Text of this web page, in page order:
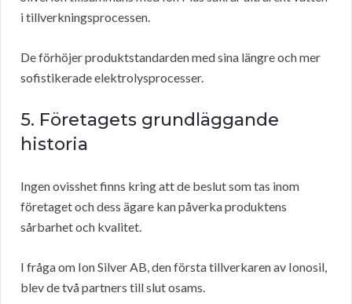
i tillverkningsprocessen.
De förhöjer produktstandarden med sina längre och mer
sofistikerade elektrolysprocesser.
5. Företagets grundläggande
historia
Ingen ovisshet finns kring att de beslut som tas inom
företaget och dess ägare kan påverka produktens
sårbarhet och kvalitet.
I fråga om Ion Silver AB, den första tillverkaren av Ionosil,
blev de två partners till slut osams.